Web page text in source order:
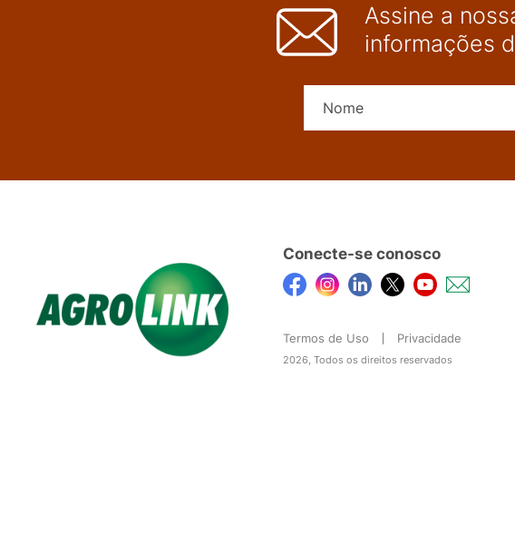
Assine a
informações
Conecte-se conosco
Termos de Uso Privacidade
2026, Todos os direitos reservados